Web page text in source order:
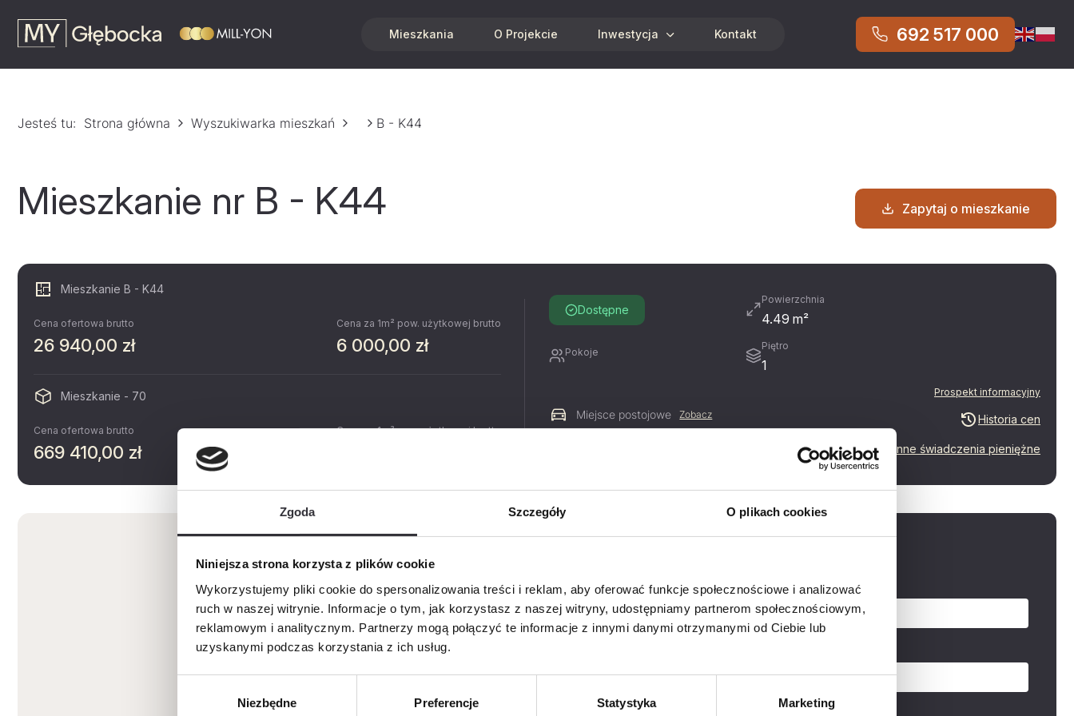
Zgoda Szczegóły O plikach cookies
Niniejsza strona korzysta z plików cookie
Wykorzystujemy pliki cookie do spersonalizowania treści i reklam, aby oferować funkcje społecznościowe i analizować
ruch w naszej witrynie. Informacje o tym, jak korzystasz z naszej witryny, udostępniamy partnerom społecznościowym,
reklamowym i analitycznym. Partnerzy mogą połączyć te informacje z innymi danymi otrzymanymi od Ciebie lub
uzyskanymi podczas korzystania z ich usług.
Niezbędne Preferencje Statystyka Marketing
Mieszkania O Projekcie Inwestycja Kontakt 692 517 000
Jesteś tu: Strona główna Wyszukiwarka mieszkań B - K44
Mieszkanie nr B - K44 Zapytaj o mieszkanie
Mieszkanie B - K44
Cena ofertowa brutto
26 940,00 zł
Cena za 1m² pow. użytkowej brutto
6 000,00 zł
Mieszkanie - 70
Cena ofertowa brutto
669 410,00 zł
Cena za 1m² pow. użytkowej brutto
Dostępne
Powierzchnia
4.49 m²
Pokoje
Piętro
1
Miejsce postojowe Zobacz
Prospekt informacyjny
Historia cen
Inne świadczenia pieniężne
Imię i nazwisko